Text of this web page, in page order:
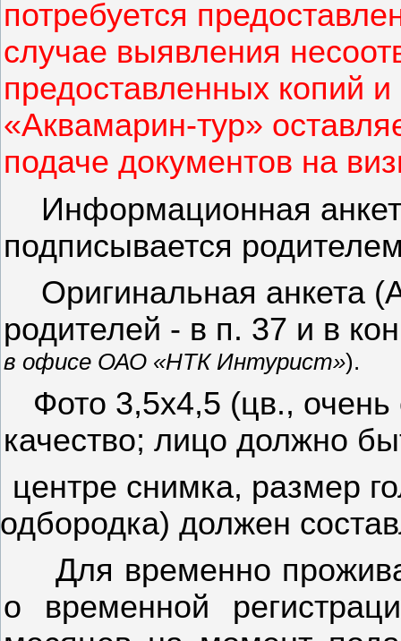
потребуется
случае выявления
предоставленных копий
«Аквамарин-тур»
подаче документов на
Информационная
подписывается
Оригинальная анкета
родителей - в п. 37 и в
в офисе ОАО «НТК Интурист»).
Фото 3,5х4,5 (цв.,
качество; лицо должно
центре снимка, размер
должен
Для временно
о временной